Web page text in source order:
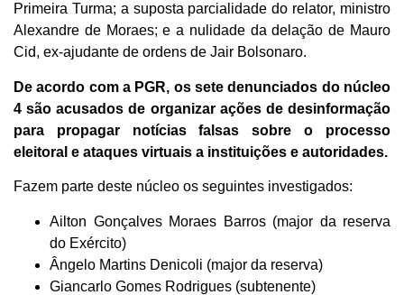
Primeira Turma; a suposta parcialidade do relator, ministro
Alexandre de Moraes; e a nulidade da delação de Mauro
Cid, ex-ajudante de ordens de Jair Bolsonaro.
De acordo com a PGR, os sete denunciados do núcleo
4 são acusados de organizar ações de desinformação
para propagar notícias falsas sobre o processo
eleitoral e ataques virtuais a instituições e autoridades.
Fazem parte deste núcleo os seguintes investigados:
Ailton Gonçalves Moraes Barros (major da reserva
do Exército)
Ângelo Martins Denicoli (major da reserva)
Giancarlo Gomes Rodrigues (subtenente)